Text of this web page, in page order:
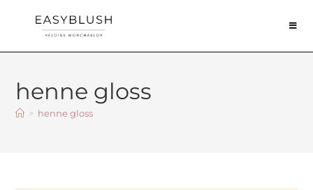
henne gloss
> henne gloss